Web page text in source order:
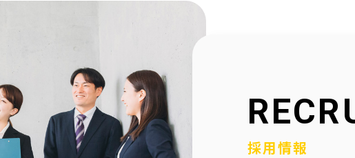
2025.12.23
2025.09.10 NPO法人様と協働でエンディングノートを制作いたし
2025.08.20 官民協働事業として「佐用町エンディングノート」を制
採用情報